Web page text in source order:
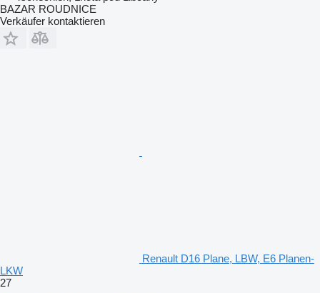
BAZAR ROUDNICE
Verkäufer kontaktieren
Renault D16 Plane, LBW, E6 Planen-
LKW
27